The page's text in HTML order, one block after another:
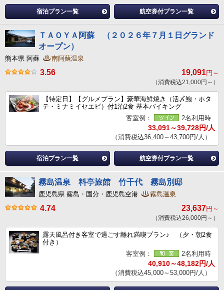
宿泊プラン一覧 航空券付プラン一覧
ＴＡＯＹＡ阿蘇 （２０２６年７月１日グランド
オープン）
熊本県 阿蘇 南阿蘇温泉
3.56 19,091円～
（消費税込21,000円～）
【特定日】【グルメプラン】豪華海鮮焼き（活〆鮑・ホタ
テ・ミナミイセエビ）付1泊2食 基本バイキング
客室例：
2名利用時
33,091～39,728円/人
（消費税込36,400～43,700円/人）
宿泊プラン一覧 航空券付プラン一覧
霧島温泉 料亭旅館 竹千代 霧島別邸
鹿児島県 霧島・国分・鹿児島空港 霧島温泉
4.74 23,637円～
（消費税込26,000円～）
露天風呂付き客室で過ごす離れ満喫プラン♪ （夕・朝2食
付き）
客室例：
2名利用時
40,910～48,182円/人
（消費税込45,000～53,000円/人）